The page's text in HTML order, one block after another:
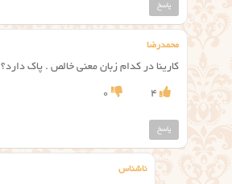
پاسخ
محمدرضا
کارینا در کدام زبان معنی خالص . پاک دارد؟
4
0
پاسخ
ناشناس